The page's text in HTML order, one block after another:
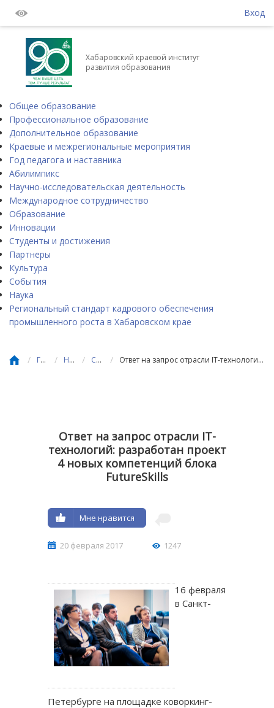
Вход
Хабаровский краевой институт
развития образования
Общее образование
Профессиональное образование
Дополнительное образование
Краевые и межрегиональные мероприятия
Год педагога и наставника
Абилимпикс
Научно-исследовательская деятельность
Международное сотрудничество
Образование
Инновации
Студенты и достижения
Партнеры
Культура
События
Наука
Региональный стандарт кадрового обеспечения
промышленного роста в Хабаровском крае
/ Главная / Новости / События / Ответ на запрос отрасли IT-технологий: разработан проект 4 новых компетенций блока FutureSkills
Ответ на запрос отрасли IT-
технологий: разработан проект
4 новых компетенций блока
FutureSkills
Мне нравится
20 февраля 2017 1247
16 февраля
в Санкт-
Петербурге на площадке коворкинг-